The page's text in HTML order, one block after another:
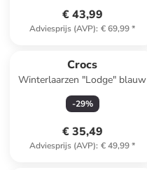
€ 43,99
Adviesprijs (AVP): € 69,99*
Crocs
Winterlaarzen "Lodge" blauw
-29%
€ 35,49
Adviesprijs (AVP): € 49,99*